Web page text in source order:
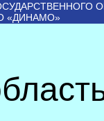
«ДИНАМО»